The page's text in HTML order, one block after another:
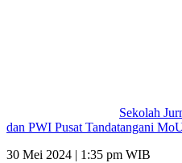
Sekolah
dan PWI Pusat Tandatangani
30 Mei 2024 | 1:35 pm WIB